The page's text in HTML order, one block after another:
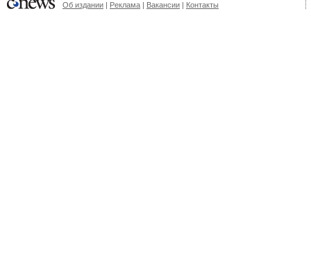
Об издании | Реклама | Вакансии | Контакты